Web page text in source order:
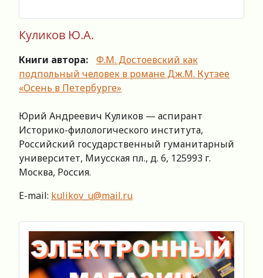
Куликов Ю.А.
Книги автора:
Ф.М. Достоевский как
подпольный человек в романе Дж.М. Кутзее
«Осень в Петербурге»
Юрий Андреевич Куликов — аспирант
Историко-филологического института,
Российский государственный гуманитарный
университет, Миусская пл., д. 6, 125993 г.
Москва, Россия.
E-mail: kulikov_u@mail.ru